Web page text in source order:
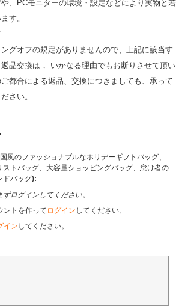
、PCモニターの環境・設定などにより実物と若
す。
グオフの規定がありませんので、上記に該当す
品交換は， いかなる理由でもお断りさせて頂い
都合による返品、交換につきましても、承って
さい。
風のファッショナブルなホリデーギフトバッグ、
ストバッグ、大容量ショッピングバッグ、怠け者の
ドバッグ):
ログインしてください。
ントを作って ログイン してください;
イン してください。